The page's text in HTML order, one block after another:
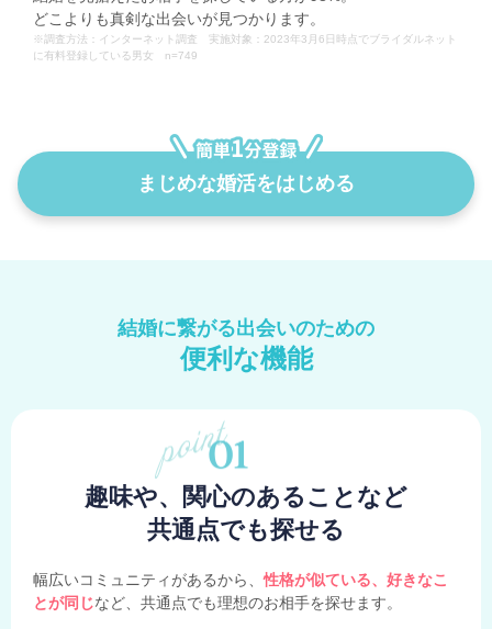
どこよりも真剣な出会いが見つかります。
※調査方法：インターネット調査 実施対象：2023年3月6日時点でブライダルネット
に有料登録している男女 n=749
まじめな婚活をはじめる
結婚に繋がる出会いのための
便利な機能
趣味や、関心のあることなど
共通点でも探せる
幅広いコミュニティがあるから、性格が似ている、好きなこ
とが同じなど、共通点でも理想のお相手を探せます。